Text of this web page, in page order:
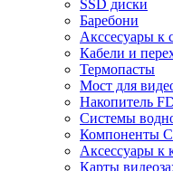
SSD диски
Баребони
Акссесуары к
Кабели и
Термопасты
Мост для
Накопитель
Системы
Компоненты
Аксессуары к
Карты